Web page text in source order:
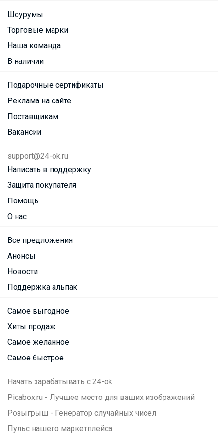
Шоурумы
Торговые марки
Наша команда
В наличии
Подарочные сертификаты
Реклама на сайте
Поставщикам
Вакансии
support@24-ok.ru
Написать в поддержку
Защита покупателя
Помощь
О нас
Все предложения
Анонсы
Новости
Поддержка альпак
Самое выгодное
Хиты продаж
Самое желанное
Самое быстрое
Начать зарабатывать с 24-ok
Picabox.ru - Лучшее место для ваших изображений
Розыгрыш - Генератор случайных чисел
Пульс нашего маркетплейса